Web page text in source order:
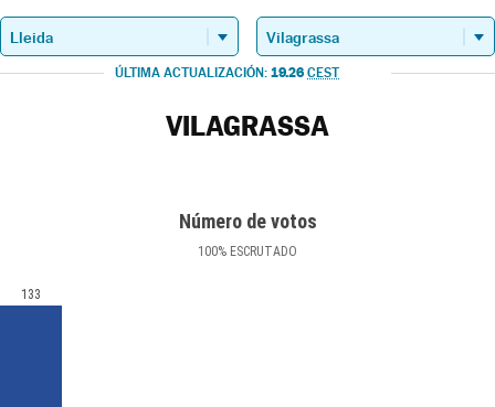
ÚLTIMA ACTUALIZACIÓN: 19.26 CEST
VILAGRASSA
Número de votos
100% ESCRUTADO
133